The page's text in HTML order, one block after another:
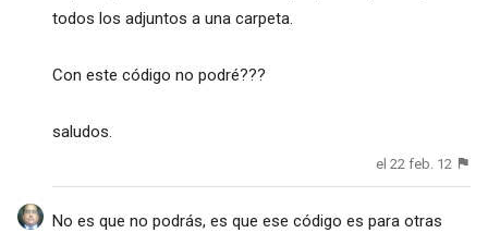
todos los adjuntos a una carpeta.
Con este código no podré???
saludos.
el 22 feb. 12
No es que no podrás, es que ese código es para otras